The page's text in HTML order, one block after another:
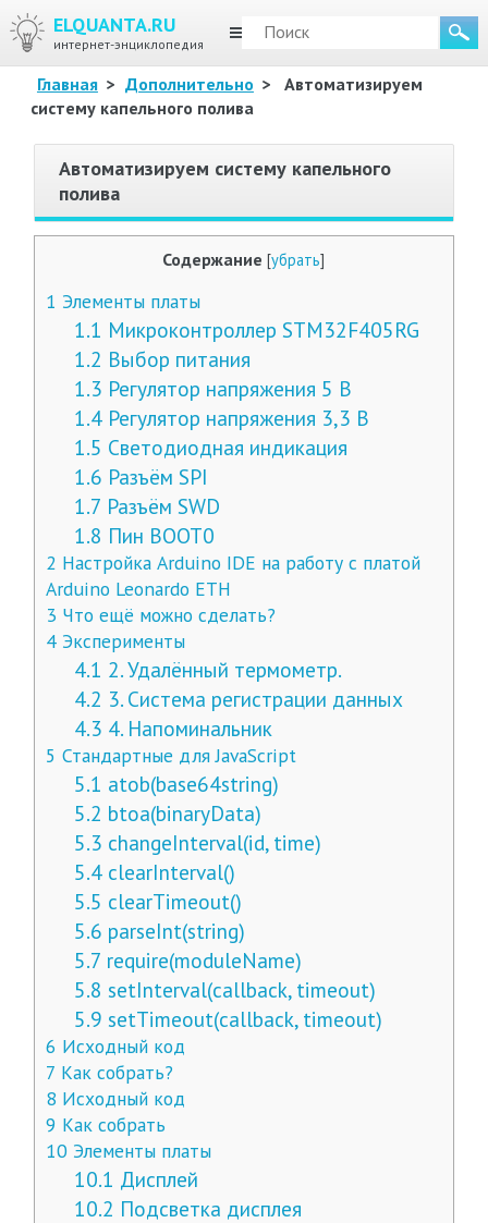
ELQUANTA.RU
интернет-энциклопедия
МЕНЮ
Главная > Дополнительно >
Автоматизируем
систему капельного полива
Автоматизируем систему капельного
полива
Содержание [убрать]
1 Элементы платы
1.1 Микроконтроллер STM32F405RG
1.2 Выбор питания
1.3 Регулятор напряжения 5 В
1.4 Регулятор напряжения 3,3 В
1.5 Светодиодная индикация
1.6 Разъём SPI
1.7 Разъём SWD
1.8 Пин BOOT0
2 Настройка Arduino IDE на работу с платой
Arduino Leonardo ETH
3 Что ещё можно сделать?
4Эксперименты
4.1 2. Удалённый термометр.
4.2 3. Система регистрации данных
4.3 4. Напоминальник
5 Стандартные для JavaScript
5.1 atob(base64string)
5.2 btoa(binaryData)
5.3 changeInterval(id, time)
5.4 clearInterval()
5.5 clearTimeout()
5.6 parseInt(string)
5.7 require(moduleName)
5.8 setInterval(callback, timeout)
5.9 setTimeout(callback, timeout)
6 Исходный код
7 Как собрать?
8 Исходный код
9 Как собрать
10Элементы платы
10.1 Дисплей
10.2 Подсветка дисплея